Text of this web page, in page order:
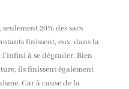
20% des sacs
finissent, eux, dans la
à se dégrader. Bien
ils finissent également
Car à cause de la